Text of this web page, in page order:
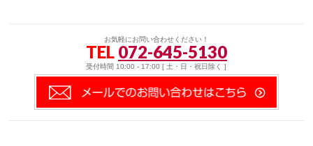
お気軽にお問い合わせください！
TEL 072-645-5130
受付時間 10:00 - 17:00 [ 土・日・祝日除く ]